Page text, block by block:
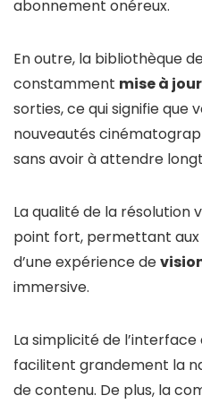
abonnement onéreux.
En outre, la bibliothèque
constamment mise à jour
sorties, ce qui signifie que
nouveautés
sans avoir à attendre
La qualité de la résolution
point fort, permettant
d’une expérience de
immersive.
La simplicité de
facilitent grandement la
de contenu. De plus, la